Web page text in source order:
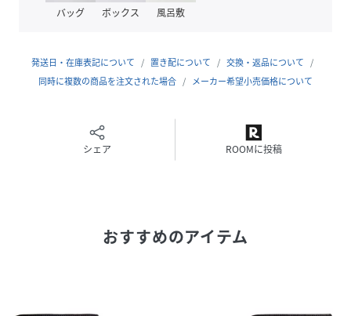
原産国 イギリス
バッグ ボックス 風呂敷
発送日・在庫表記について 置き配について
交換・返品について
同時に複数の商品を注文された場合
メーカー希望小売価格について
シェア ROOMに投稿
おすすめのアイテム